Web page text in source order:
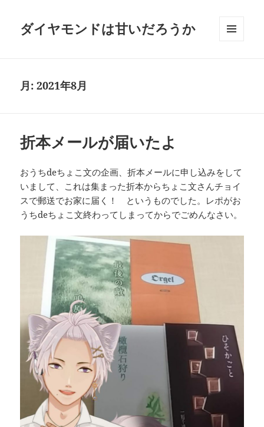
ダイヤモンドは甘いだろうか
月:2021年8月
折本メールが届いたよ
おうちdeちょこ文の企画、折本メールに申し込みをして
いまして、これは集まった折本からちょこ文さんチョイ
スで郵送でお家に届く！ というものでした。レポがお
うちdeちょこ文終わってしまってからでごめんなさい。